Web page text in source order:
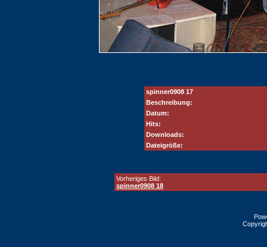
spinner0908 17
Beschreibung:
Datum:
Hits:
Downloads:
Dateigröße:
Vorheriges Bild:
spinner0908 18